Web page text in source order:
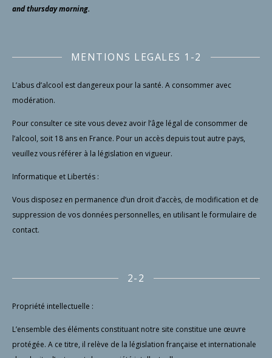
and thursday morning.
MENTIONS LEGALES 1-2
L’abus d’alcool est dangereux pour la santé. A consommer avec
modération.
Pour consulter ce site vous devez avoir l’âge légal de consommer de
l’alcool, soit 18 ans en France. Pour un accès depuis tout autre pays,
veuillez vous référer à la législation en vigueur.
Informatique et Libertés :
Vous disposez en permanence d’un droit d’accès, de modification et de
suppression de vos données personnelles, en utilisant le formulaire de
contact.
2-2
Propriété intellectuelle :
L’ensemble des éléments constituant notre site constitue une œuvre
protégée. A ce titre, il relève de la législation française et internationale